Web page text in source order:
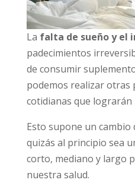
La falta de sueño y el
padecimientos
de consumir
podemos realizar otras
cotidianas que
Esto supone un
quizás al principio sea
corto, mediano y largo
nuestra salud.